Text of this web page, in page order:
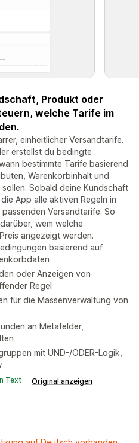
Produkt oder
welche Tarife im
einheitlicher Versandtarife.
erstellst du bedingte
bestimmte Tarife basierend
Warenkorbinhalt und
Sobald deine Kundschaft
App alle aktiven Regeln in
Versandtarife. So
wem welche
angezeigt werden.
basierend auf
oder Anzeigen von
Regel
für die Massenverwaltung von
an Metafelder,
mit UND-/ODER-Logik,
Text Original anzeigen